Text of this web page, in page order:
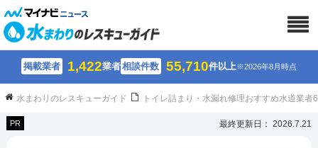
掲載業者 1,422業者相談件数 55,710件以上※2026年8月時点
水まわりのレスキューガイド トイレ詰まり・水漏れ修理おすすめ水道業
PR 最終更新日： 2026.7.21